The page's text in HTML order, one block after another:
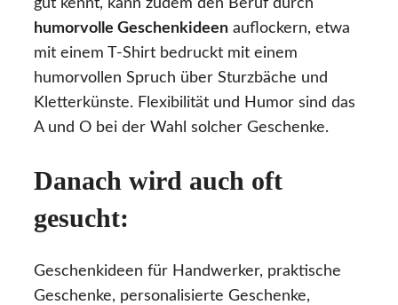
gut kennt, kann zudem den Beruf durch
humorvolle Geschenkideen auflockern, etwa
mit einem T-Shirt bedruckt mit einem
humorvollen Spruch über Sturzbäche und
Kletterkünste. Flexibilität und Humor sind das
A und O bei der Wahl solcher Geschenke.
Danach wird auch oft
gesucht:
Geschenkideen für Handwerker, praktische
Geschenke, personalisierte Geschenke,